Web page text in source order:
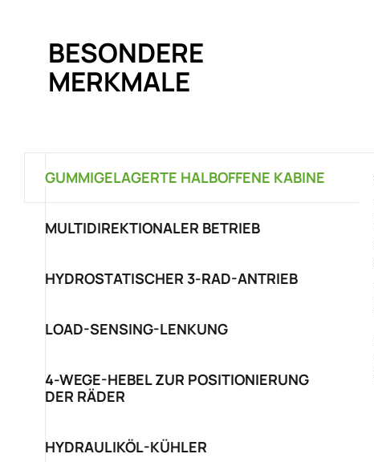
BESONDERE
MERKMALE
GUMMIGELAGERTE HALBOFFENE KABINE
MULTIDIREKTIONALER BETRIEB
HYDROSTATISCHER 3-RAD-ANTRIEB
LOAD-SENSING-LENKUNG
4-WEGE-HEBEL ZUR POSITIONIERUNG
DER RÄDER
HYDRAULIKÖL-KÜHLER